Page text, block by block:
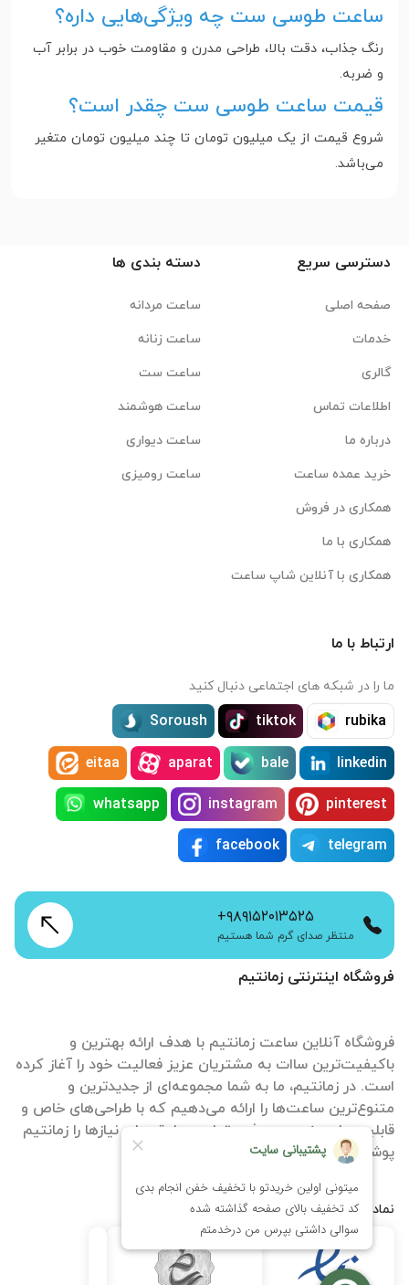
ساعت طوسی ست چه ویژگی‌هایی داره؟
رنگ جذاب، دقت بالا، طراحی مدرن و مقاومت خوب در برابر آب
و ضربه.
قیمت ساعت طوسی ست چقدر است؟
شروع قیمت از یک میلیون تومان تا چند میلیون تومان متغیر
می‌باشد.
فروشگاه اینترنتی زمانتیم
فروشگاه آنلاین ساعت زمانتیم با هدف ارائه بهترین و
باکیفیت‌ترین ساات‌ به مشتریان عزیز فعالیت خود را آغاز کرده
است. در زمانتیم، ما به شما مجموعه‌ای از جدیدترین و
متنوع‌ترین ساعت‌ها را ارائه می‌دهیم که با طراحی‌های خاص و
قابلیت‌های منحصر به فرد، تمامی سلیقه‌ها و نیازها را زمانتیم
پوشش می‌دهند.
نمادها
دسترسی سریع
صفحه اصلی
خدمات
گالری
اطلاعات تماس
درباره ما
خرید عمده ساعت
همکاری در فروش
همکاری با ما
همکاری با آنلاین شاپ ساعت
دسته بندی ها
ساعت مردانه
ساعت زنانه
ساعت ست
ساعت هوشمند
ساعت دیواری
ساعت رومیزی
ارتباط با ما
ما را در شبکه های اجتماعی دنبال کنید
rubika
tiktok
Soroush
linkedin
bale
aparat
eitaa
pinterest
instagram
whatsapp
telegram
facebook
+۹۸۹۱۵۲۰۱۳۵۲۵
منتظر صدای گرم شما هستیم